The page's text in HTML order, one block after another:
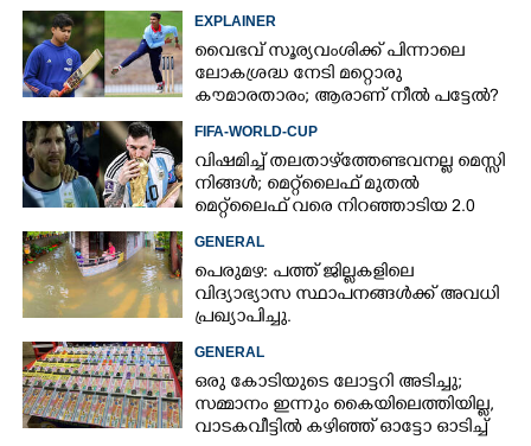
EXPLAINER
വൈഭവ് സൂര്യവംശിക്ക് പിന്നാലെ
ലോകശ്രദ്ധ നേടി മറ്റൊരു
കൗമാരതാരം; ആരാണ് നീൽ പട്ടേൽ?
FIFA-WORLD-CUP
വിഷമിച്ച് തലതാഴ്‌ത്തേണ്ടവനല്ല മെസ്സി
നിങ്ങള്‍; മെറ്റ്‌ലൈഫ് മുതല്‍
മെറ്റ്‌ലൈഫ് വരെ നിറഞ്ഞാടിയ 2.0
GENERAL
പെരുമഴ: പത്ത് ജില്ലകളിലെ
വിദ്യാഭ്യാസ സ്ഥാപനങ്ങൾക്ക് അവധി
പ്രഖ്യാപിച്ചു.
GENERAL
ഒരു കോടിയുടെ ലോട്ടറി അടിച്ചു;
സമ്മാനം ഇന്നും കൈയിലെത്തിയില്ല,
വാടകവീട്ടിൽ കഴിഞ്ഞ് ഓട്ടോ ഓടിച്ച്